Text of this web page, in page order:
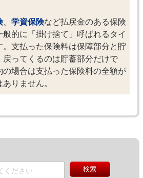
、 学資保険など払戻金のある保険
的に「掛け捨て」呼ばれるタイ
。支払った保険料は保障部分と貯
ってくるのは貯蓄部分だけで
場合は支払った保険料の全額が
りません。